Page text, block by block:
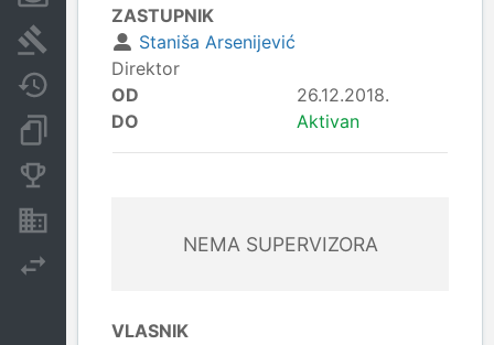
Sudski sporovi
Javne nabavke
Dokumenti i objave
ZASTUPNIK
Staniša Arsenijević
Direktor
OD
26.12.2018.
DO
Aktivan
NEMA SUPERVIZORA
VLASNIK